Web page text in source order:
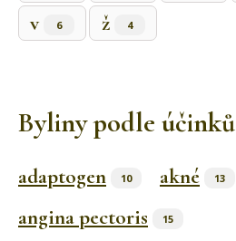
v 6 ž 4
Byliny podle účinků
adaptogen 10 akné 13
angina pectoris 15